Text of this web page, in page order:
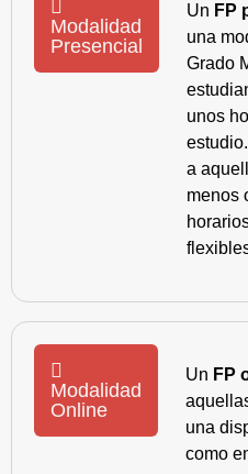
Modalidad
Presencial
Un FP
una
Grado
unos
a
menos
Modalidad
Online
Un FP
una
como